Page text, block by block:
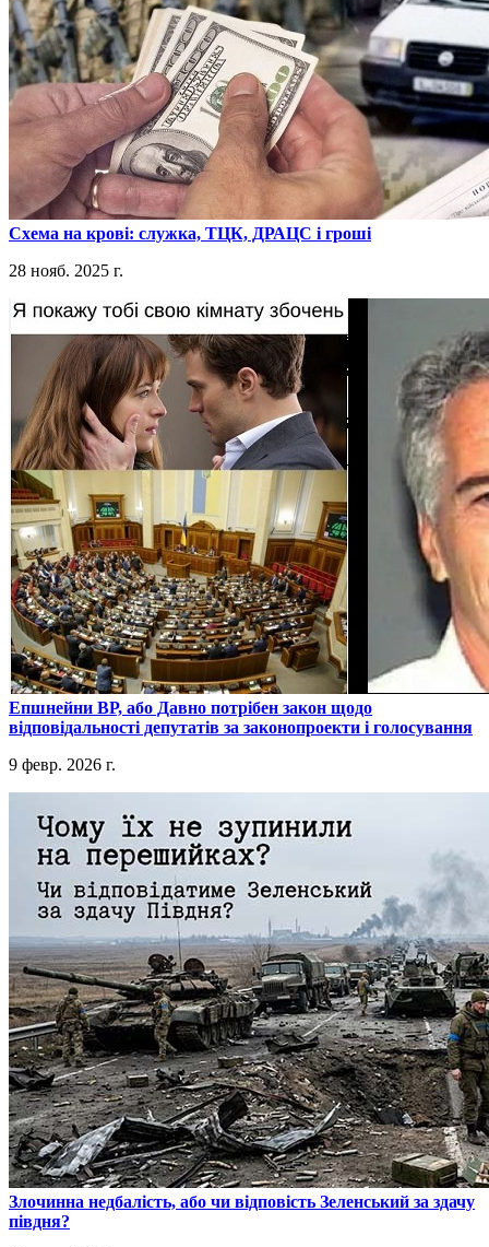
​Схема на крові: служка, ТЦК, ДРАЦС і гроші
28 нояб. 2025 г.
​Епшнейни ВР, або Давно потрібен закон щодо
відповідальності депутатів за законопроекти і голосування
9 февр. 2026 г.
​Злочинна недбалість, або чи відповість Зеленський за здачу
півдня?